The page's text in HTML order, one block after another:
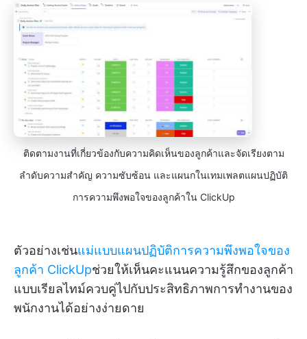
ติดตามงานที่เกี่ยวข้องกับความคิดเห็นของลูกค้าและจัดเรียงตาม
ลำดับความสำคัญ ความซับซ้อน และแผนกในเทมเพลตแผนปฏิบัติ
การความพึงพอใจของลูกค้าใน ClickUp
ตัวอย่างเช่นแม่แบบแผนปฏิบัติการความพึงพอใจของ
ลูกค้า ClickUpช่วยให้เห็นคะแนนความรู้สึกของลูกค้า
แบบเรียลไทม์ควบคู่ไปกับประสิทธิภาพการทำงานของ
พนักงานได้อย่างง่ายดาย